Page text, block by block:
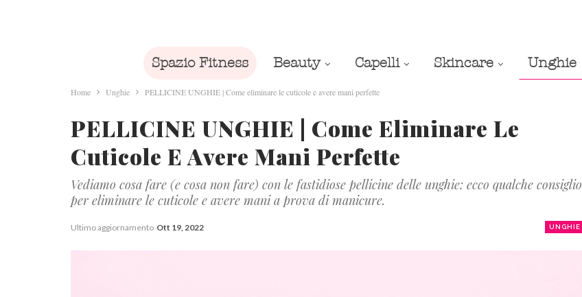
Spazio Fitness Beauty Capelli Skincare Unghie
Home Unghie PELLICINE UNGHIE | Come eliminare le cuticole e avere mani perfette
PELLICINE UNGHIE | Come Eliminare Le
Cuticole E Avere Mani Perfette
Vediamo cosa fare (e cosa non fare) con le fastidiose pellicine delle unghie: ecco qualche consiglio
per eliminare le cuticole e avere mani a prova di manicure.
UNGHIE
Ultimo aggiornamento Ott 19, 2022